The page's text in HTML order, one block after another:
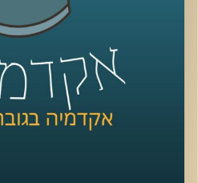
הנוכחי, שדורש גמישות רבה
קרדיט תמונות: AudioVersity